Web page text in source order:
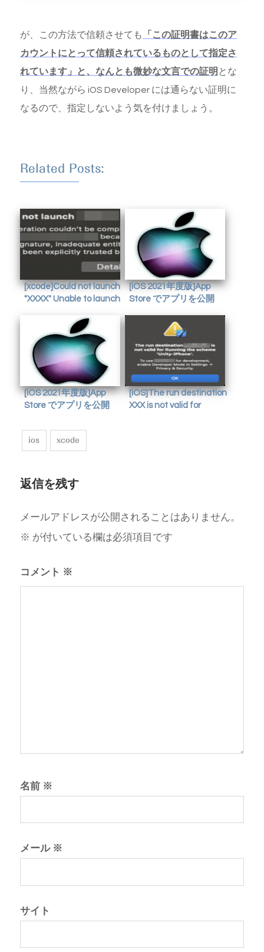
が、この方法で信頼させても
「この証明書はこのア
カウントにとって信頼されているものとして指定さ
れています」と、なんとも微妙な文言での証明 とな
り、当然ながら iOS Developer には通らない証明に
なるので、指定しないよう気を付けましょう。
Related Posts:
[xcode]Could not launch
"XXXX" Unable to launch
invalid code signature
[iOS 2021年度版]App
Store でアプリを公開
[iOS 2021年度版]App
Store でアプリを公開
ド
[iOS]The run destination
XXX is not valid for
ios xcode
返信を残す
メールアドレスが公開されることはありません。
※ が付いている欄は必須項目です
コメント ※
名前 ※
メール ※
サイト